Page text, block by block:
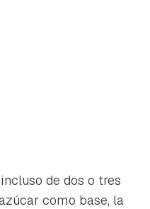
de dos o tres
como base, la